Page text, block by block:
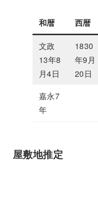
和暦 西暦
文政
13年8
月4日
1830
年9月
20日
嘉永7
年
屋敷地推定